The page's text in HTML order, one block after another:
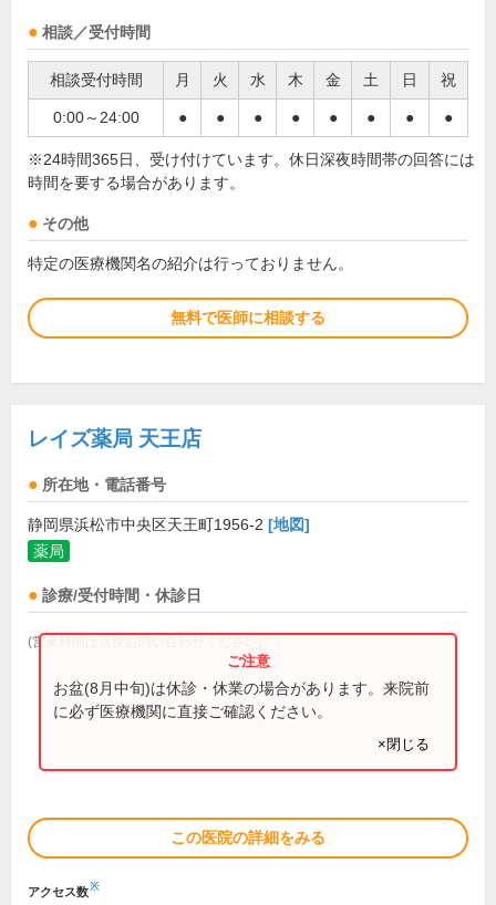
相談／受付時間
相談受付時間 月 火 水 木 金 土 日 祝
0:00～24:00 ● ● ● ● ● ● ● ●
※24時間365日、受け付けています。休日深夜時間帯の回答には
時間を要する場合があります。
その他
特定の医療機関名の紹介は行っておりません。
無料で医師に相談する
レイズ薬局 天王店
所在地・電話番号
静岡県浜松市中央区天王町1956-2 [地図]
薬局
診療/受付時間・休診日
(営業時間は直接お問い合わせください)
お盆(8月中旬)は休診・休業の場合があります。来院前
に必ず医療機関に直接ご確認ください。
×閉じる
この医院の詳細をみる
アクセス数※